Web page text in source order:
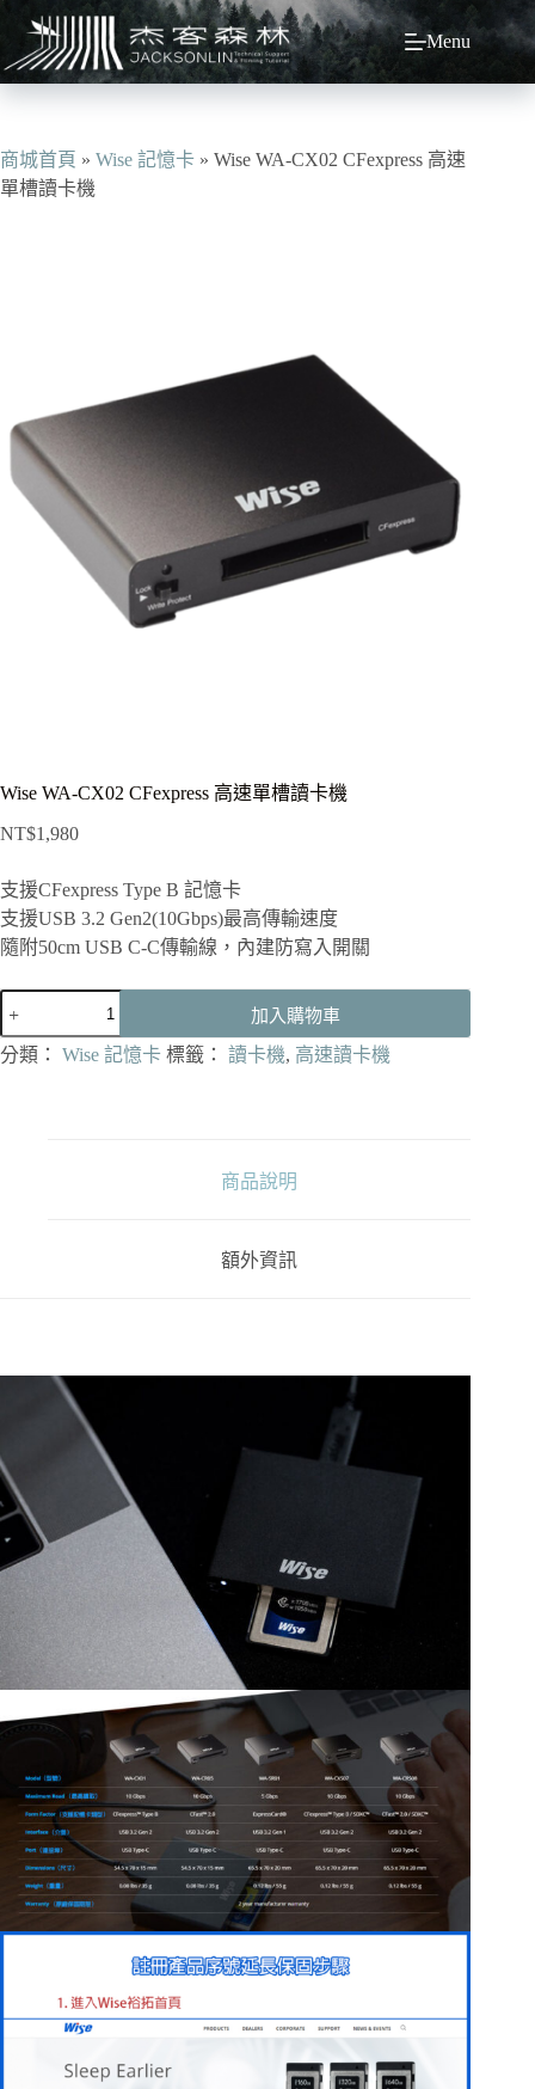
主
容
Menu
商城首頁 » Wise 記憶卡 » Wise WA-CX02 CFexpress 高速
單槽讀卡機
Wise WA-CX02 CFexpress 高速單槽讀卡機
NT$1,980
支援CFexpress Type B 記憶卡
支援USB 3.2 Gen2(10Gbps)最高傳輸速度
隨附50cm USB C-C傳輸線，內建防寫入開關
Wise
WA-
CX02
CFexpress
加入購物車
分類： Wise 記憶卡 標籤： 讀卡機, 高速讀卡機
商品說明
額外資訊